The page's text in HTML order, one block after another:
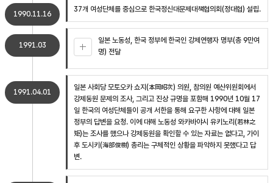
1990.11.16
37개 여성단체를 중심으로 한국정신대문제대책협의회(정대협) 설립.
1991.03
일본 노동성, 한국 정부에 한국인 강제연행자 명부(총 9만여
명) 전달
1991.04.01
일본 사회당 모토오카 쇼지(本岡昭次) 의원, 참의원 예산위원회에서
강제동원 문제의 조사, 그리고 진상 규명을 포함해 1990년 10월 17
일 한국의 여성단체들이 공개 서한을 통해 요구한 사항에 대해 일본
정부의 답변을 요청. 이에 대해 노동성 와카바야시 유키노리(若林之
矩)는 조사를 했으나 강제동원을 확인할 수 있는 자료는 없다고, 가이
후 도시키(海部俊樹) 총리는 구체적인 상황을 파악하지 못했다고 답
변.